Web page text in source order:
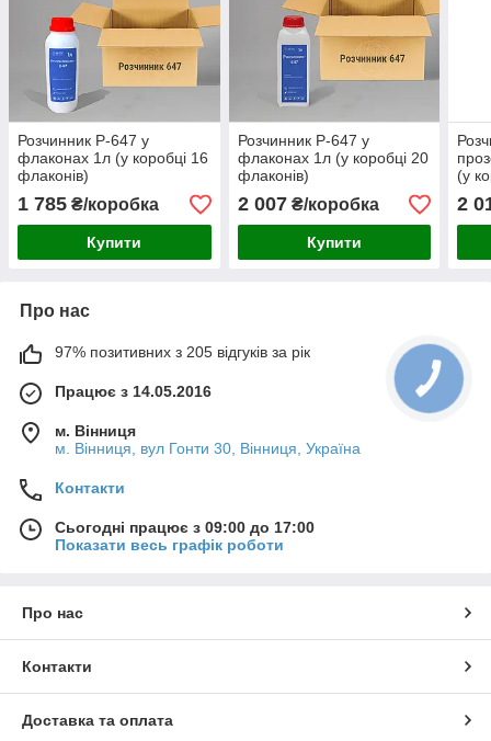
Розчинник Р-647 у
флаконах 1л (у коробці 16
флаконів)
1 785 ₴/коробка
Купити
Розчинник Р-647 у
флаконах 1л (у коробці 20
флаконів)
2 007₴/коробка
Купити
(у
2
Про нас
97% позитивних з 205 відгуків за рік
Працює з 14.05.2016
м. Вінниця
м. Вінниця, вул Гонти 30, Вінниця, Україна
Контакти
Сьогодні працює з 09:00 до 17:00
Показати весь графік роботи
Про нас
Контакти
Доставка та оплата